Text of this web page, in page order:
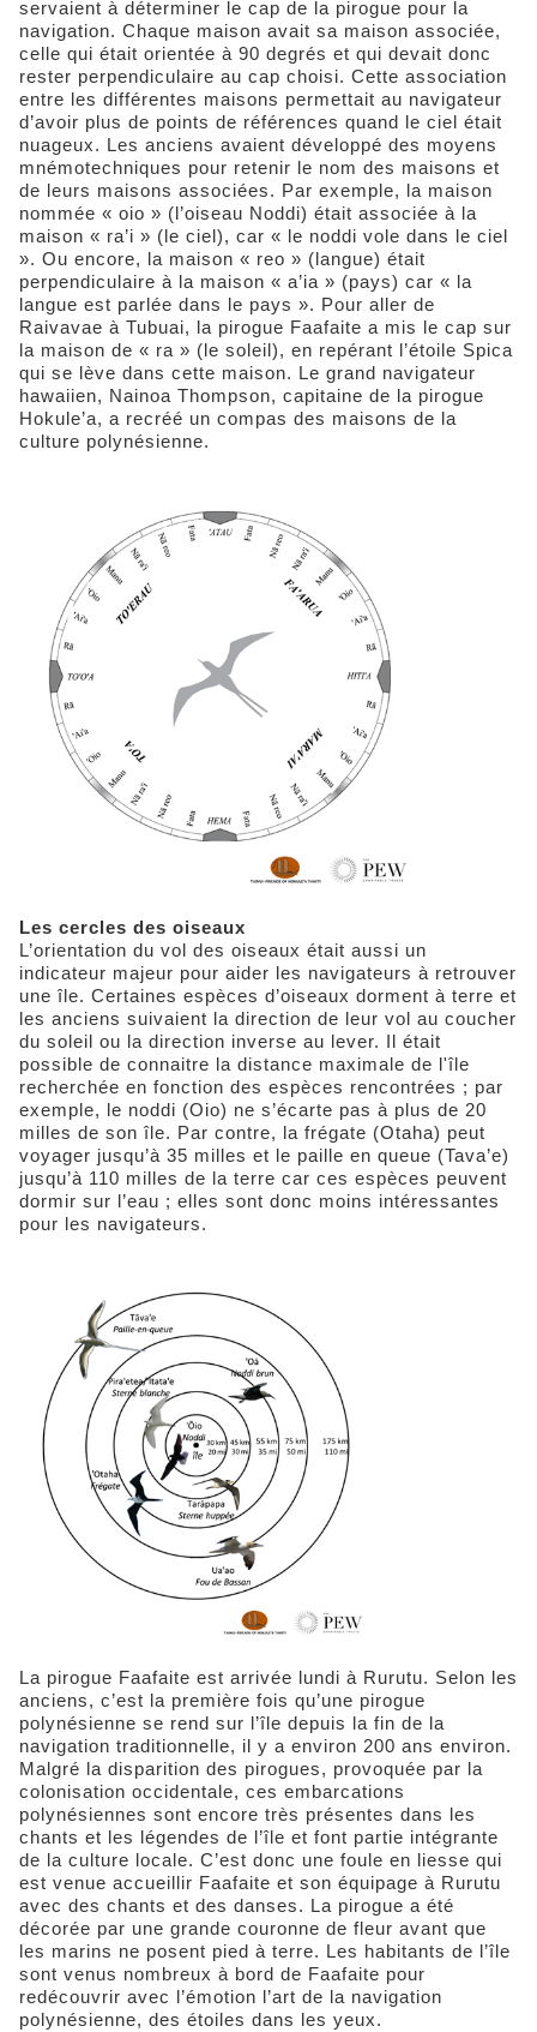
servaient à déterminer le cap de la pirogue pour la
navigation. Chaque maison avait sa maison associée,
celle qui était orientée à 90 degrés et qui devait donc
rester perpendiculaire au cap choisi. Cette association
entre les différentes maisons permettait au navigateur
d’avoir plus de points de références quand le ciel était
nuageux. Les anciens avaient développé des moyens
mnémotechniques pour retenir le nom des maisons et
de leurs maisons associées. Par exemple, la maison
nommée « oio » (l’oiseau Noddi) était associée à la
maison « ra’i » (le ciel), car « le noddi vole dans le ciel
». Ou encore, la maison « reo » (langue) était
perpendiculaire à la maison « a’ia » (pays) car « la
langue est parlée dans le pays ». Pour aller de
Raivavae à Tubuai, la pirogue Faafaite a mis le cap sur
la maison de « ra » (le soleil), en repérant l’étoile Spica
qui se lève dans cette maison. Le grand navigateur
hawaiien, Nainoa Thompson, capitaine de la pirogue
Hokule’a, a recréé un compas des maisons de la
culture polynésienne.
Les cercles des oiseaux
L’orientation du vol des oiseaux était aussi un
indicateur majeur pour aider les navigateurs à retrouver
une île. Certaines espèces d’oiseaux dorment à terre et
les anciens suivaient la direction de leur vol au coucher
du soleil ou la direction inverse au lever. Il était
possible de connaitre la distance maximale de l'île
recherchée en fonction des espèces rencontrées ; par
exemple, le noddi (Oio) ne s’écarte pas à plus de 20
milles de son île. Par contre, la frégate (Otaha) peut
voyager jusqu’à 35 milles et le paille en queue (Tava’e)
jusqu’à 110 milles de la terre car ces espèces peuvent
dormir sur l’eau ; elles sont donc moins intéressantes
pour les navigateurs.
La pirogue Faafaite est arrivée lundi à Rurutu. Selon les
anciens, c’est la première fois qu’une pirogue
polynésienne se rend sur l’île depuis la fin de la
navigation traditionnelle, il y a environ 200 ans environ.
Malgré la disparition des pirogues, provoquée par la
colonisation occidentale, ces embarcations
polynésiennes sont encore très présentes dans les
chants et les légendes de l’île et font partie intégrante
de la culture locale. C’est donc une foule en liesse qui
est venue accueillir Faafaite et son équipage à Rurutu
avec des chants et des danses. La pirogue a été
décorée par une grande couronne de fleur avant que
les marins ne posent pied à terre. Les habitants de l’île
sont venus nombreux à bord de Faafaite pour
redécouvrir avec l’émotion l’art de la navigation
polynésienne, des étoiles dans les yeux.